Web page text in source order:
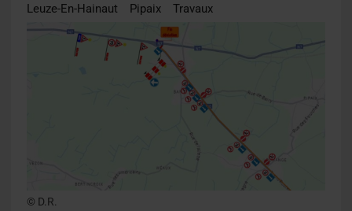
Leuze-En-Hainaut
Pipaix Travaux
© D.R.